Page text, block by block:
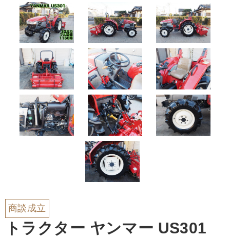
商談成立
トラクター ヤンマー US301